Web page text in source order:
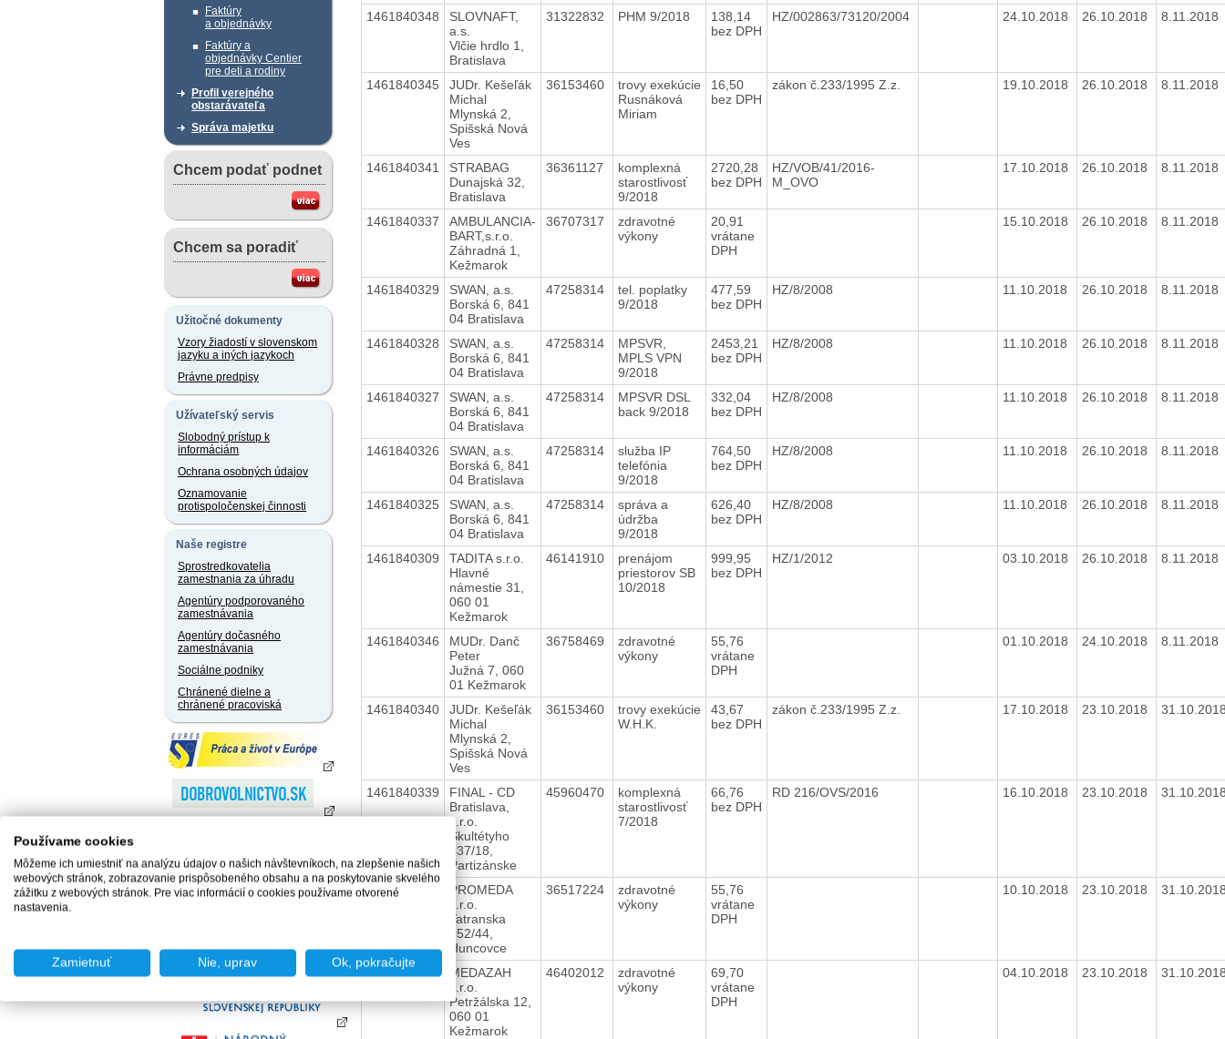
Faktúry
a objednávky
Faktúry a
objednávky Centier
pre deti a rodiny
Profil verejného
obstarávateľa
Správa majetku
Chcem podať podnet
Chcem sa poradiť
Užitočné dokumenty
Vzory žiadostí v slovenskom
jazyku a iných jazykoch
Právne predpisy
Užívateľský servis
Slobodný prístup k
informáciám
Ochrana osobných údajov
Oznamovanie
protispoločenskej činnosti
Naše registre
Sprostredkovatelia
zamestnania za úhradu
Agentúry podporovaného
zamestnávania
Agentúry dočasného
zamestnávania
Sociálne podniky
Chránené dielne a
chránené pracoviská
1461840348
SLOVNAFT,
a.s.
Vlčie hrdlo 1,
Bratislava
31322832 PHM 9/2018
138,14
bez DPH
HZ/002863/73120/2004 24.10.2018 26.10.2018 8.11.2018
1461840345
JUDr. Kešeľák
Michal
Mlynská 2,
Spišská Nová
Ves
36153460
trovy exekúcie
Rusnáková
Miriam
16,50
bez DPH
zákon č.233/1995 Z.z. 19.10.2018 26.10.2018 8.11.2018
1461840341
STRABAG
Dunajská 32,
Bratislava
36361127
komplexná
starostlivosť
9/2018
2720,28
bez DPH
HZ/VOB/41/2016-
M_OVO
17.10.2018 26.10.2018 8.11.2018
1461840337
AMBULANCIA-
BART,s.r.o.
Záhradná 1,
Kežmarok
36707317
zdravotné
výkony
20,91
vrátane
DPH
15.10.2018 26.10.2018 8.11.2018
1461840329
SWAN, a.s.
Borská 6, 841
04 Bratislava
47258314
tel. poplatky
9/2018
477,59
bez DPH
HZ/8/2008 11.10.2018 26.10.2018 8.11.2018
1461840328
SWAN, a.s.
Borská 6, 841
04 Bratislava
47258314
MPSVR,
MPLS VPN
9/2018
2453,21
bez DPH
HZ/8/2008 11.10.2018 26.10.2018 8.11.2018
1461840327
SWAN, a.s.
Borská 6, 841
04 Bratislava
47258314
MPSVR DSL
back 9/2018
332,04
bez DPH
HZ/8/2008 11.10.2018 26.10.2018 8.11.2018
1461840326
SWAN, a.s.
Borská 6, 841
04 Bratislava
47258314
služba IP
telefónia
9/2018
764,50
bez DPH
HZ/8/2008 11.10.2018 26.10.2018 8.11.2018
1461840325
SWAN, a.s.
Borská 6, 841
04 Bratislava
47258314
správa a
údržba
9/2018
626,40
bez DPH
HZ/8/2008 11.10.2018 26.10.2018 8.11.2018
1461840309
TADITA s.r.o.
Hlavné
námestie 31,
060 01
Kežmarok
46141910
prenájom
priestorov SB
10/2018
999,95
bez DPH
HZ/1/2012 03.10.2018 26.10.2018 8.11.2018
1461840346
MUDr. Danč
Peter
Južná 7, 060
01 Kežmarok
36758469
zdravotné
výkony
55,76
vrátane
DPH
01.10.2018 24.10.2018 8.11.2018
1461840340
JUDr. Kešeľák
Michal
Mlynská 2,
Spišská Nová
Ves
36153460
trovy exekúcie
W.H.K.
43,67
bez DPH
zákon č.233/1995 Z.z. 17.10.2018 23.10.2018
1461840339
FINAL - CD
Bratislava,
s.r.o.
Škultétyho
437/18,
Partizánske
45960470
komplexná
starostlivosť
7/2018
66,76
bez DPH
RD 216/OVS/2016 16.10.2018 23.10.2018
1461840336
PROMEDA
s.r.o.
Tatranska
552/44,
Huncovce
36517224
zdravotné
výkony
55,76
vrátane
DPH
10.10.2018 23.10.2018
1461840335
MEDAZAH
s.r.o.
Petržálska 12,
060 01
Kežmarok
46402012
zdravotné
výkony
69,70
vrátane
DPH
04.10.2018 23.10.2018
Používame cookies
Môžeme ich umiestniť na analýzu údajov o našich návštevníkoch, na zlepšenie našich
webových stránok, zobrazovanie prispôsobeného obsahu a na poskytovanie skvelého
zážitku z webových stránok. Pre viac informácií o cookies používame otvorené
nastavenia.
Zamietnuť Nie, uprav Ok, pokračujte